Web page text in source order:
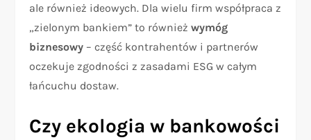
ale również ideowych. Dla wielu firm współpraca z
„zielonym bankiem” to równieżwymóg
biznesowy – część kontrahentów i partnerów
oczekuje zgodności z zasadami ESG w całym
łańcuchu dostaw.
Czy ekologia w bankowości